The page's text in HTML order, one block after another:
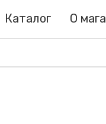
Каталог О